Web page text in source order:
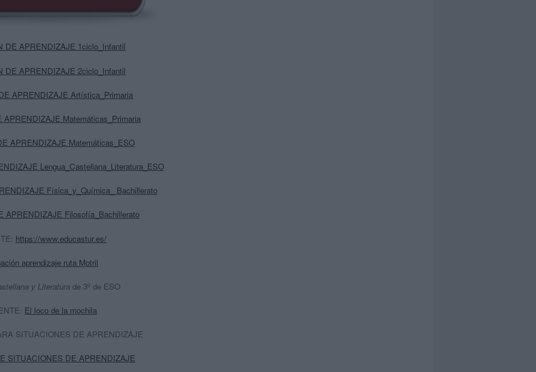
DE APRENDIZAJE 1ciclo_Infantil
DE APRENDIZAJE 2ciclo_Infantil
APRENDIZAJE Artística_Primaria
APRENDIZAJE Matemáticas_Primaria
APRENDIZAJE Matemáticas_ESO
Lengua_Castellana_Literatura_ESO
Física_y_Química_ Bachillerato
APRENDIZAJE Filosofía_Bachillerato
https://www.educastur.es/
aprendizaje ruta Motril
y Literatura de 3º de ESO
El loco de la mochila
SITUACIONES DE APRENDIZAJE
SITUACIONES DE APRENDIZAJE